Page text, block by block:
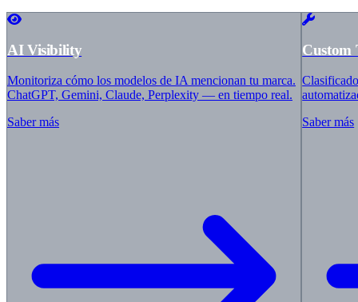
Barcelo
ABUS
HolzLand
Master Regale
auto europe
Balluff
ZGONC
bypillow
AI Visibility
Monitoriza cómo los modelos de IA mencionan tu marca.
ChatGPT, Gemini, Claude, Perplexity — en tiempo real.
Saber más
Custom
Saber más